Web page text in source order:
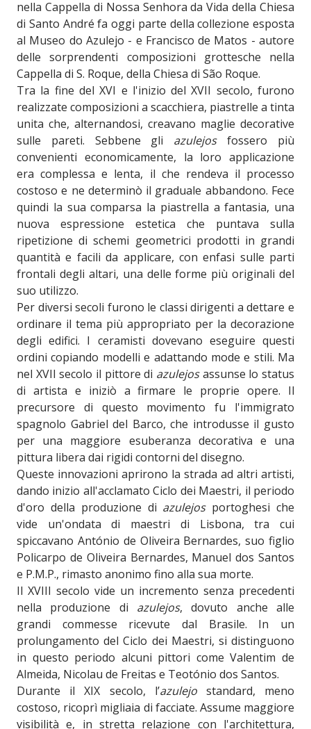
nella Cappella di Nossa Senhora da Vida della Chiesa
di Santo André fa oggi parte della collezione esposta
al Museo do Azulejo - e Francisco de Matos - autore
delle sorprendenti composizioni grottesche nella
Cappella di S. Roque, della Chiesa di São Roque.
Tra la fine del XVI e l'inizio del XVII secolo, furono
realizzate composizioni a scacchiera, piastrelle a tinta
unita che, alternandosi, creavano maglie decorative
sulle pareti. Sebbene gli azulejosfossero più
convenienti economicamente, la loro applicazione
era complessa e lenta, il che rendeva il processo
costoso e ne determinò il graduale abbandono. Fece
quindi la sua comparsa la piastrella a fantasia, una
nuova espressione estetica che puntava sulla
ripetizione di schemi geometrici prodotti in grandi
quantità e facili da applicare, con enfasi sulle parti
frontali degli altari, una delle forme più originali del
suo utilizzo.
Per diversi secoli furono le classi dirigenti a dettare e
ordinare il tema più appropriato per la decorazione
degli edifici. I ceramisti dovevano eseguire questi
ordini copiando modelli e adattando mode e stili. Ma
nel XVII secolo il pittore di azulejosassunse lo status
di artista e iniziò a firmare le proprie opere. Il
precursore di questo movimento fu l'immigrato
spagnolo Gabriel del Barco, che introdusse il gusto
per una maggiore esuberanza decorativa e una
pittura libera dai rigidi contorni del disegno.
Queste innovazioni aprirono la strada ad altri artisti,
dando inizio all'acclamato Ciclo dei Maestri, il periodo
d'oro della produzione di azulejos portoghesi che
vide un'ondata di maestri di Lisbona, tra cui
spiccavano António de Oliveira Bernardes, suo figlio
Policarpo de Oliveira Bernardes, Manuel dos Santos
e P.M.P., rimasto anonimo fino alla sua morte.
Il XVIII secolo vide un incremento senza precedenti
nella produzione di azulejos, dovuto anche alle
grandi commesse ricevute dal Brasile. In un
prolungamento del Ciclo dei Maestri, si distinguono
in questo periodo alcuni pittori come Valentim de
Almeida, Nicolau de Freitas e Teotónio dos Santos.
Durante il XIX secolo, l’azulejostandard, meno
costoso, ricoprì migliaia di facciate. Assume maggiore
visibilità e, in stretta relazione con l'architettura,